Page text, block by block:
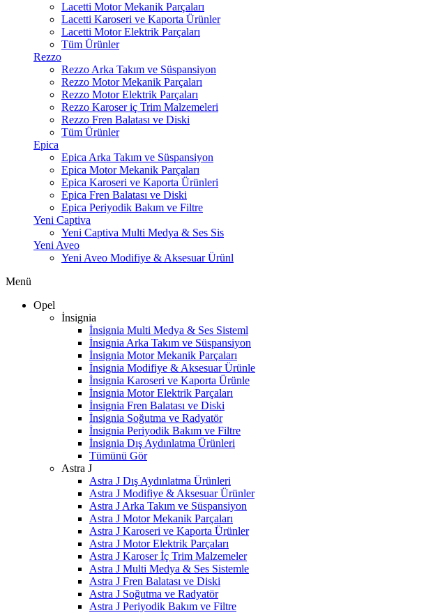
Lacetti Motor Mekanik Parçaları
Lacetti Karoseri ve Kaporta Ürünler
Lacetti Motor Elektrik Parçaları
Tüm Ürünler
Rezzo
Rezzo Arka Takım ve Süspansiyon
Rezzo Motor Mekanik Parçaları
Rezzo Motor Elektrik Parçaları
Rezzo Karoser iç Trim Malzemeleri
Rezzo Fren Balatası ve Diski
Tüm Ürünler
Epica
Epica Arka Takım ve Süspansiyon
Epica Motor Mekanik Parçaları
Epica Karoseri ve Kaporta Ürünleri
Epica Fren Balatası ve Diski
Epica Periyodik Bakım ve Filtre
Yeni Captiva
Yeni Captiva Multi Medya & Ses Sis
Yeni Aveo
Yeni Aveo Modifiye & Aksesuar Ürünl
Menü
Opel
İnsignia
İnsignia Multi Medya & Ses Sisteml
İnsignia Arka Takım ve Süspansiyon
İnsignia Motor Mekanik Parçaları
İnsignia Modifiye & Aksesuar Ürünle
İnsignia Karoseri ve Kaporta Ürünle
İnsignia Motor Elektrik Parçaları
İnsignia Fren Balatası ve Diski
İnsignia Soğutma ve Radyatör
İnsignia Periyodik Bakım ve Filtre
İnsignia Dış Aydınlatma Ürünleri
Tümünü Gör
Astra J
Astra J Dış Aydınlatma Ürünleri
Astra J Modifiye & Aksesuar Ürünler
Astra J Arka Takım ve Süspansiyon
Astra J Motor Mekanik Parçaları
Astra J Karoseri ve Kaporta Ürünler
Astra J Motor Elektrik Parçaları
Astra J Karoser İç Trim Malzemeler
Astra J Multi Medya & Ses Sistemle
Astra J Fren Balatası ve Diski
Astra J Soğutma ve Radyatör
Astra J Periyodik Bakım ve Filtre